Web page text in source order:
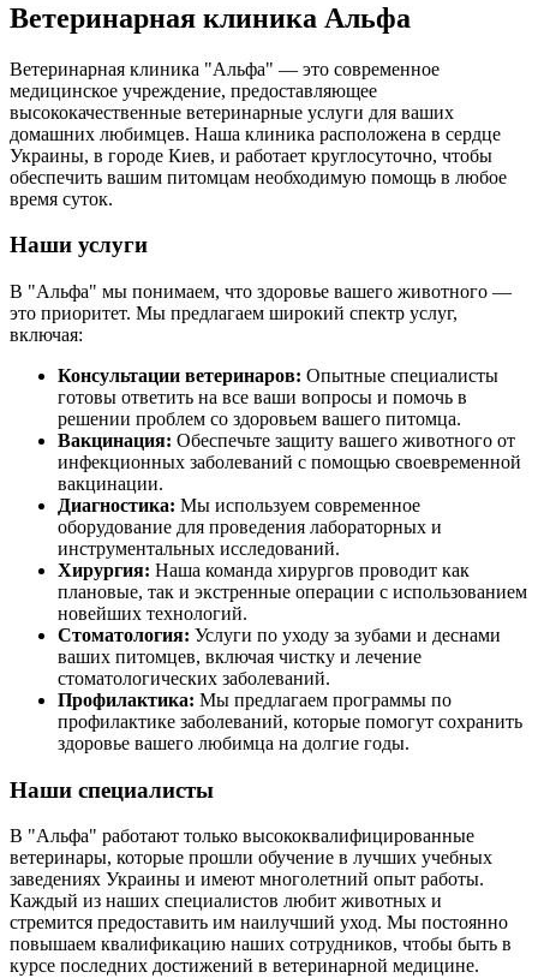
Ветеринарная клиника Альфа
Ветеринарная клиника "Альфа" — это современное
медицинское учреждение, предоставляющее
высококачественные ветеринарные услуги для ваших
домашних любимцев. Наша клиника расположена в сердце
Украины, в городе Киев, и работает круглосуточно, чтобы
обеспечить вашим питомцам необходимую помощь в любое
время суток.
Наши услуги
В "Альфа" мы понимаем, что здоровье вашего животного —
это приоритет. Мы предлагаем широкий спектр услуг,
включая:
Консультации ветеринаров: Опытные специалисты
готовы ответить на все ваши вопросы и помочь в
решении проблем со здоровьем вашего питомца.
Вакцинация: Обеспечьте защиту вашего животного от
инфекционных заболеваний с помощью своевременной
вакцинации.
Диагностика: Мы используем современное
оборудование для проведения лабораторных и
инструментальных исследований.
Хирургия: Наша команда хирургов проводит как
плановые, так и экстренные операции с использованием
новейших технологий.
Стоматология: Услуги по уходу за зубами и деснами
ваших питомцев, включая чистку и лечение
стоматологических заболеваний.
Профилактика: Мы предлагаем программы по
профилактике заболеваний, которые помогут сохранить
здоровье вашего любимца на долгие годы.
Наши специалисты
В "Альфа" работают только высококвалифицированные
ветеринары, которые прошли обучение в лучших учебных
заведениях Украины и имеют многолетний опыт работы.
Каждый из наших специалистов любит животных и
стремится предоставить им наилучший уход. Мы постоянно
повышаем квалификацию наших сотрудников, чтобы быть в
курсе последних достижений в ветеринарной медицине.